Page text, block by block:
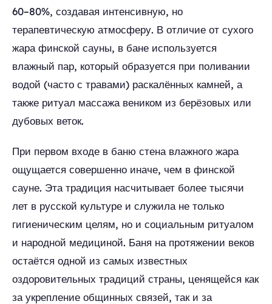
60–80%, создавая интенсивную, но
терапевтическую атмосферу. В отличие от сухого
жара финской сауны, в бане используется
влажный пар, который образуется при поливании
водой (часто с травами) раскалённых камней, а
также ритуал массажа веником из берёзовых или
дубовых веток.
При первом входе в баню стена влажного жара
ощущается совершенно иначе, чем в финской
сауне. Эта традиция насчитывает более тысячи
лет в русской культуре и служила не только
гигиеническим целям, но и социальным ритуалом
и народной медициной. Баня на протяжении веков
остаётся одной из самых известных
оздоровительных традиций страны, ценящейся как
за укрепление общинных связей, так и за